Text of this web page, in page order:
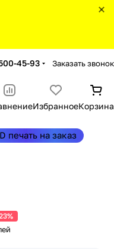
45-93 Заказать звонок
ИзбранноеКорзина
печать на заказ